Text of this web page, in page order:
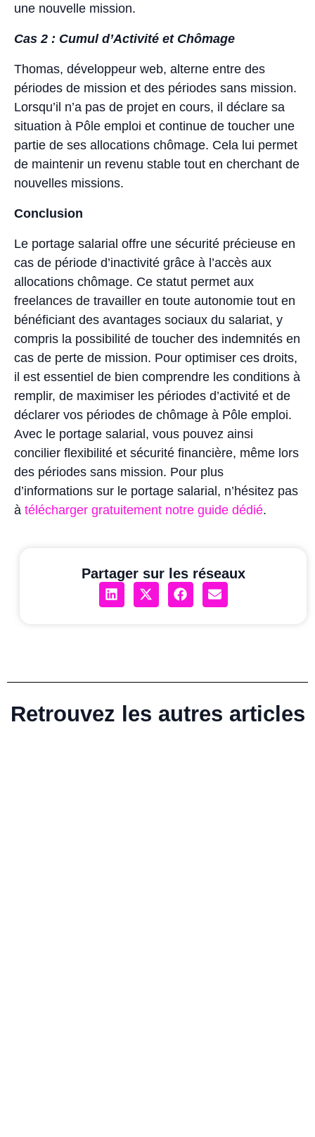
une nouvelle mission.
Cas 2 : Cumul d’Activité et Chômage
Thomas, développeur web, alterne entre des
périodes de mission et des périodes sans mission.
Lorsqu’il n’a pas de projet en cours, il déclare sa
situation à Pôle emploi et continue de toucher une
partie de ses allocations chômage. Cela lui permet
de maintenir un revenu stable tout en cherchant de
nouvelles missions.
Conclusion
Le portage salarial offre une sécurité précieuse en
cas de période d’inactivité grâce à l’accès aux
allocations chômage. Ce statut permet aux
freelances de travailler en toute autonomie tout en
bénéficiant des avantages sociaux du salariat, y
compris la possibilité de toucher des indemnités en
cas de perte de mission. Pour optimiser ces droits,
il est essentiel de bien comprendre les conditions à
remplir, de maximiser les périodes d’activité et de
déclarer vos périodes de chômage à Pôle emploi.
Avec le portage salarial, vous pouvez ainsi
concilier flexibilité et sécurité financière, même lors
des périodes sans mission. Pour plus
d’informations sur le portage salarial, n’hésitez pas
à télécharger gratuitement notre guide dédié.
Partager sur les réseaux
Retrouvez les autres articles